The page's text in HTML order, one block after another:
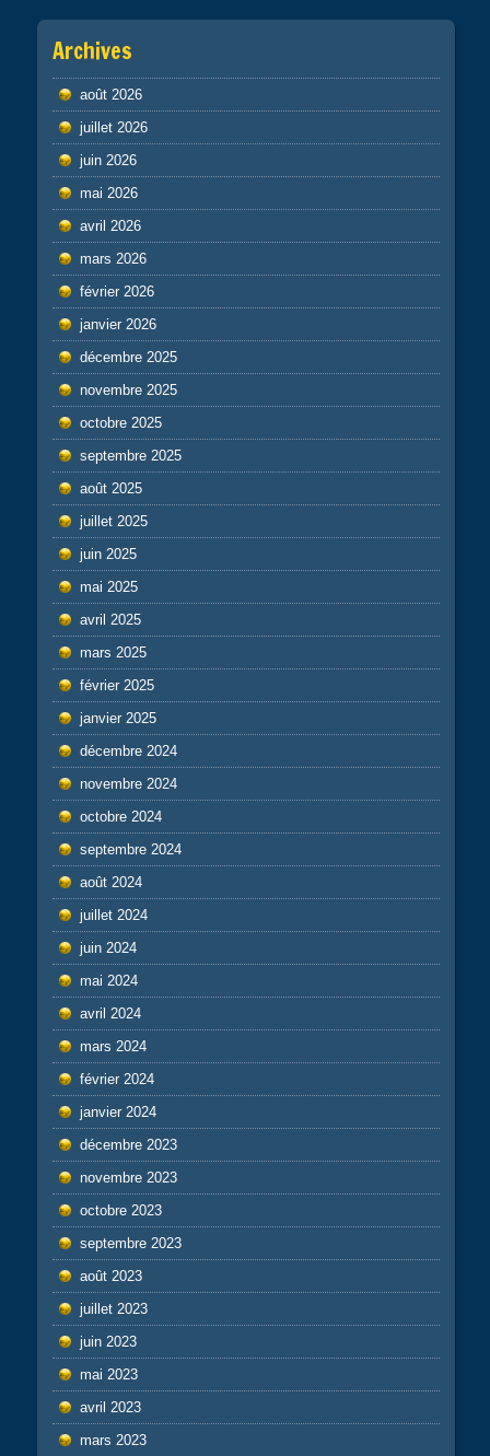
Archives
août 2026
juillet 2026
juin 2026
mai 2026
avril 2026
mars 2026
février 2026
janvier 2026
décembre 2025
novembre 2025
octobre 2025
septembre 2025
août 2025
juillet 2025
juin 2025
mai 2025
avril 2025
mars 2025
février 2025
janvier 2025
décembre 2024
novembre 2024
octobre 2024
septembre 2024
août 2024
juillet 2024
juin 2024
mai 2024
avril 2024
mars 2024
février 2024
janvier 2024
décembre 2023
novembre 2023
octobre 2023
septembre 2023
août 2023
juillet 2023
juin 2023
mai 2023
avril 2023
mars 2023